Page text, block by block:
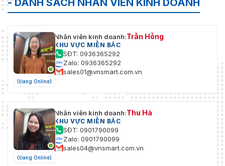
- DANH SÁCH NHÂN VIÊN KINH DOANH
(Đang Online)
Nhân viên kinh doanh:Trần Hồng
KHU VỰC MIỀN BẮC
SĐT: 0936365292
Zalo: 0936365292
sales01@vnsmart.com.vn
(Đang Online)
Nhân viên kinh doanh:Thu Hà
KHU VỰC MIỀN BẮC
SĐT: 0901790099
Zalo: 0901790099
sales04@vnsmart.com.vn